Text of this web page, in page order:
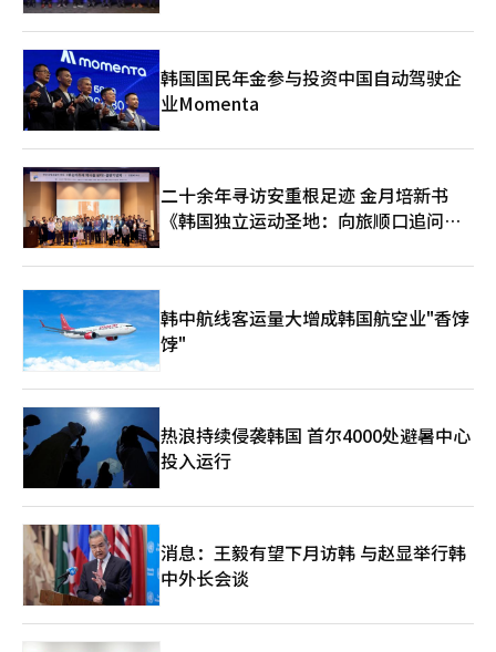
韩国国民年金参与投资中国自动驾驶企
业Momenta
二十余年寻访安重根足迹 金月培新书
《韩国独立运动圣地：向旅顺口追问历
韩中航线客运量大增成韩国航空业"香饽
饽"
热浪持续侵袭韩国 首尔4000处避暑中心
投入运行
消息：王毅有望下月访韩 与赵显举行韩
中外长会谈